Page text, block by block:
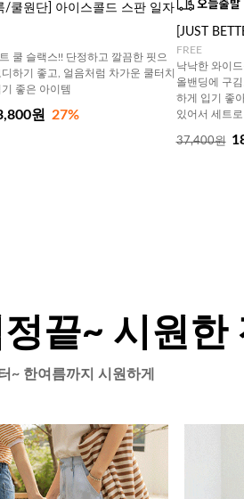
/쿨원단] 아이스콜드 스판 일자
쿨 슬랙스!! 단정하고 깔끔한 핏으
하기 좋고, 얼음처럼 차가운 쿨터치
좋은 아이템
원 27%
[JUST
FREE
낙낙한 와이
올밴딩에 구
하게 입기 좋
있어서 세트
37,400원
끝~ 시원한
~ 한여름까지 시원하게